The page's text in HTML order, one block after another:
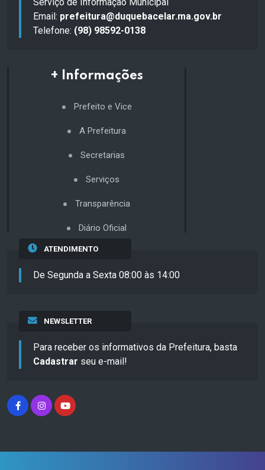
Email: prefeitura@duquebacelar.ma.gov.br
Telefone: (98) 98592-0138
+ Informações
Prefeito e Vice
A Prefeitura
Secretarias
Serviços
Transparência
Diário Oficial
ATENDIMENTO
De Segunda a Sexta 08:00 às 14:00
NEWSLETTER
Para receber os informativos da Prefeitura, basta
Cadastrar seu e-mail!